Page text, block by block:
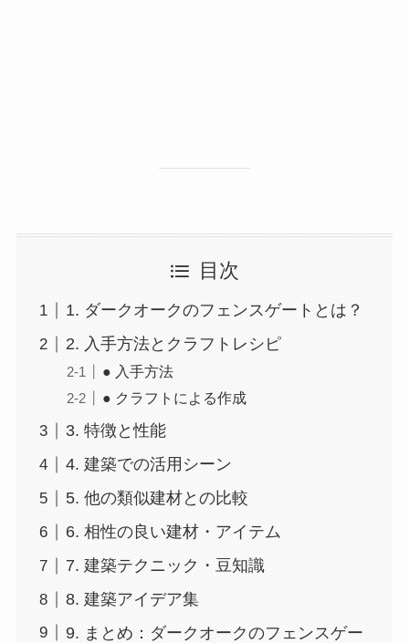
目次
1. ダークオークのフェンスゲートとは？
2. 入手方法とクラフトレシピ
● 入手方法
● クラフトによる作成
3. 特徴と性能
4. 建築での活用シーン
5. 他の類似建材との比較
6. 相性の良い建材・アイテム
7. 建築テクニック・豆知識
8. 建築アイデア集
9. まとめ：ダークオークのフェンスゲー